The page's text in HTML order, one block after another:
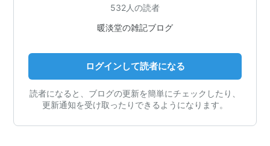
532人の読者
暖淡堂の雑記ブログ
ログインして読者になる
読者になると、ブログの更新を簡単にチェックしたり、
更新通知を受け取ったりできるようになります。